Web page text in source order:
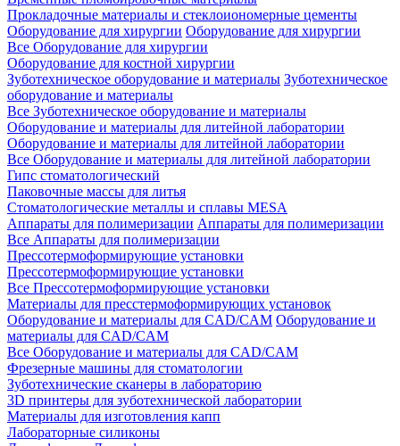
Прокладочные материалы и стеклоиономерные цементы
Оборудование для хирургии Оборудование для хирургии
Все Оборудование для хирургии
Оборудование для костной хирургии
Зуботехническое оборудование и материалы Зуботехническое
оборудование и материалы
Все Зуботехническое оборудование и материалы
Оборудование и материалы для литейной лаборатории
Оборудование и материалы для литейной лаборатории
Все Оборудование и материалы для литейной лаборатории
Гипс стоматологический
Паковочные массы для литья
Стоматологические металлы и сплавы MESA
Аппараты для полимеризации Аппараты для полимеризации
Все Аппараты для полимеризации
Прессотермоформирующие установки
Прессотермоформирующие установки
Все Прессотермоформирующие установки
Материалы для пресстермоформирующих установок
Оборудование и материалы для CAD/CAM Оборудование и
материалы для CAD/CAM
Все Оборудование и материалы для CAD/CAM
Фрезерные машины для стоматологии
Зуботехнические сканеры в лабораторию
3D принтеры для зуботехнической лаборатории
Материалы для изготовления капп
Лабораторные силиконы